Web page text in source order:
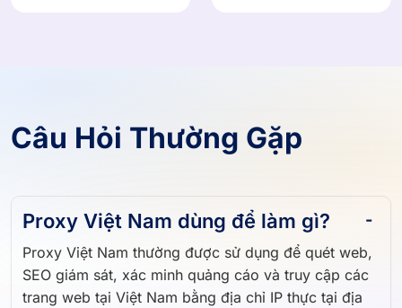
Câu Hỏi Thường Gặp
Proxy Việt Nam dùng để làm gì?
Proxy Việt Nam thường được sử dụng để quét web,
SEO giám sát, xác minh quảng cáo và truy cập các
trang web tại Việt Nam bằng địa chỉ IP thực tại địa